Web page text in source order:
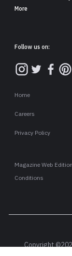
More
Follow us on:
Home
Careers
Privacy Policy
Magazine Web
Conditions
Copyright